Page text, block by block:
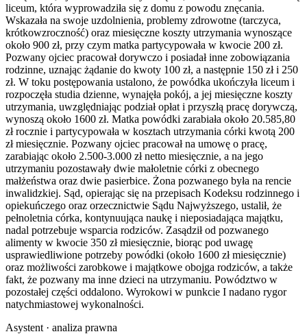
liceum, która wyprowadziła się z domu z powodu znęcania.
Wskazała na swoje uzdolnienia, problemy zdrowotne (tarczyca,
krótkowzroczność) oraz miesięczne koszty utrzymania wynoszące
około 900 zł, przy czym matka partycypowała w kwocie 200 zł.
Pozwany ojciec pracował dorywczo i posiadał inne zobowiązania
rodzinne, uznając żądanie do kwoty 100 zł, a następnie 150 zł i 250
zł. W toku postępowania ustalono, że powódka ukończyła liceum i
rozpoczęła studia dzienne, wynajęła pokój, a jej miesięczne koszty
utrzymania, uwzględniając podział opłat i przyszłą pracę dorywczą,
wynoszą około 1600 zł. Matka powódki zarabiała około 20.585,80
zł rocznie i partycypowała w kosztach utrzymania córki kwotą 200
zł miesięcznie. Pozwany ojciec pracował na umowę o pracę,
zarabiając około 2.500-3.000 zł netto miesięcznie, a na jego
utrzymaniu pozostawały dwie małoletnie córki z obecnego
małżeństwa oraz dwie pasierbice. Żona pozwanego była na rencie
inwalidzkiej. Sąd, opierając się na przepisach Kodeksu rodzinnego i
opiekuńczego oraz orzecznictwie Sądu Najwyższego, ustalił, że
pełnoletnia córka, kontynuująca naukę i nieposiadająca majątku,
nadal potrzebuje wsparcia rodziców. Zasądził od pozwanego
alimenty w kwocie 350 zł miesięcznie, biorąc pod uwagę
usprawiedliwione potrzeby powódki (około 1600 zł miesięcznie)
oraz możliwości zarobkowe i majątkowe obojga rodziców, a także
fakt, że pozwany ma inne dzieci na utrzymaniu. Powództwo w
pozostałej części oddalono. Wyrokowi w punkcie I nadano rygor
natychmiastowej wykonalności.
Asystent · analiza prawna